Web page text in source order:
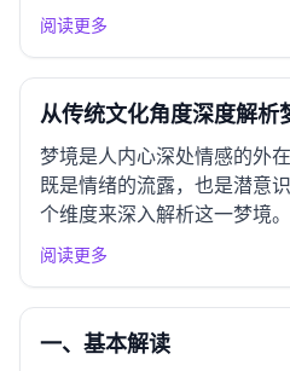
心理学、跨文化心理学以及
伊德理论解析 根据弗洛伊德
望的表现，梦见...
阅读更多
从传统文化角度深度解析
梦境是人内心深处情感的外
既是情绪的流露，也是潜意
个维度来深入解析这一梦境
基本解读 根据《周公解梦》
折、争吵或情感上的困扰，
绪。梦中的哭泣则是...
阅读更多
一、基本解读